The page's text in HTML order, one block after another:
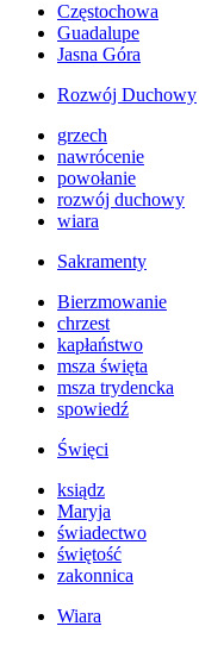
Częstochowa
Guadalupe
Jasna Góra
Rozwój Duchowy
grzech
nawrócenie
powołanie
rozwój duchowy
wiara
Sakramenty
Bierzmowanie
chrzest
kapłaństwo
msza święta
msza trydencka
spowiedź
Święci
ksiądz
Maryja
świadectwo
świętość
zakonnica
Wiara